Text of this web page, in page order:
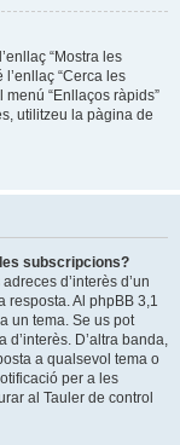
“Mostra les
“Cerca les
menú “Enllaços ràpids”
utilitzeu la pàgina de
subscripcions?
d’interès d’un
resposta. Al phpBB 3,1
un tema. Se us pot
D’altra banda,
a qualsevol tema o
per a les
al Tauler de control